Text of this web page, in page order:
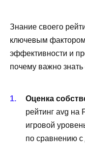
Знание своего
ключевым
эффективности и
почему важно знать
Оценка
рейтинг avg на
игровой
по сравнению